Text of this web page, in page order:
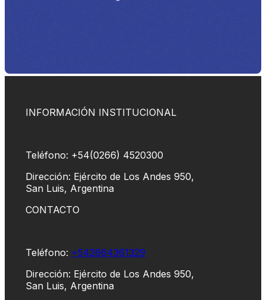
INFORMACIÓN INSTITUCIONAL
Teléfono: +54(0266) 4520300
Dirección: Ejército de Los Andes 950,
San Luis, Argentina
CONTACTO
Teléfono: +542664361329
Dirección: Ejército de Los Andes 950,
San Luis, Argentina